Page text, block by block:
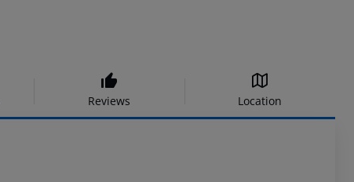
Reviews Location